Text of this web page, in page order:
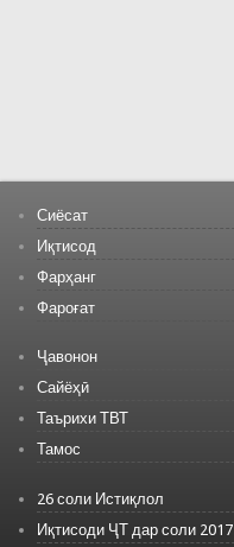
Сиёсат
Иқтисод
Фарҳанг
Фароғат
Ҷавонон
Сайёҳӣ
Таърихи ТВТ
Тамос
26 соли Истиқлол
Иқтисоди ҶТ дар соли 2017